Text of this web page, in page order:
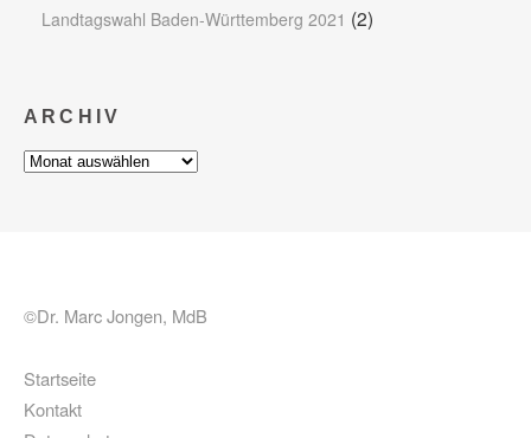
Landtagswahl Baden-Württemberg 2021 (2)
ARCHIV
Archiv
©Dr. Marc Jongen, MdB
Startseite
Kontakt